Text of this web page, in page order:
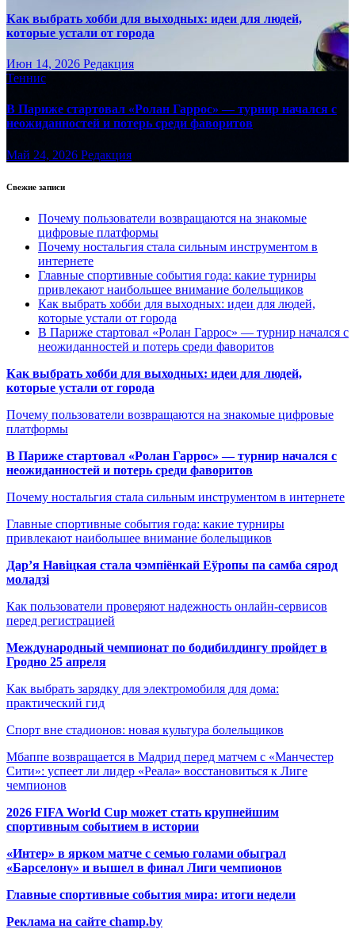
Как выбрать хобби для выходных: идеи для людей,
которые устали от города
Июн 14, 2026 Редакция
Теннис
В Париже стартовал «Ролан Гаррос» — турнир начался с
неожиданностей и потерь среди фаворитов
Май 24, 2026 Редакция
Свежие записи
Почему пользователи возвращаются на знакомые
цифровые платформы
Почему ностальгия стала сильным инструментом в
интернете
Главные спортивные события года: какие турниры
привлекают наибольшее внимание болельщиков
Как выбрать хобби для выходных: идеи для людей,
которые устали от города
В Париже стартовал «Ролан Гаррос» — турнир начался с
неожиданностей и потерь среди фаворитов
Как выбрать хобби для выходных: идеи для людей,
которые устали от города
Почему пользователи возвращаются на знакомые цифровые
платформы
В Париже стартовал «Ролан Гаррос» — турнир начался с
неожиданностей и потерь среди фаворитов
Почему ностальгия стала сильным инструментом в интернете
Главные спортивные события года: какие турниры
привлекают наибольшее внимание болельщиков
Дар’я Навіцкая стала чэмпіёнкай Еўропы па самба сярод
моладзі
Как пользователи проверяют надежность онлайн-сервисов
перед регистрацией
Международный чемпионат по бодибилдингу пройдет в
Гродно 25 апреля
Как выбрать зарядку для электромобиля для дома:
практический гид
Спорт вне стадионов: новая культура болельщиков
Мбаппе возвращается в Мадрид перед матчем с «Манчестер
Сити»: успеет ли лидер «Реала» восстановиться к Лиге
чемпионов
2026 FIFA World Cup может стать крупнейшим
спортивным событием в истории
«Интер» в ярком матче с семью голами обыграл
«Барселону» и вышел в финал Лиги чемпионов
Главные спортивные события мира: итоги недели
Реклама на сайте champ.by